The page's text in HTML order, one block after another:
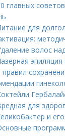
главных
для
волос
правил
для
и